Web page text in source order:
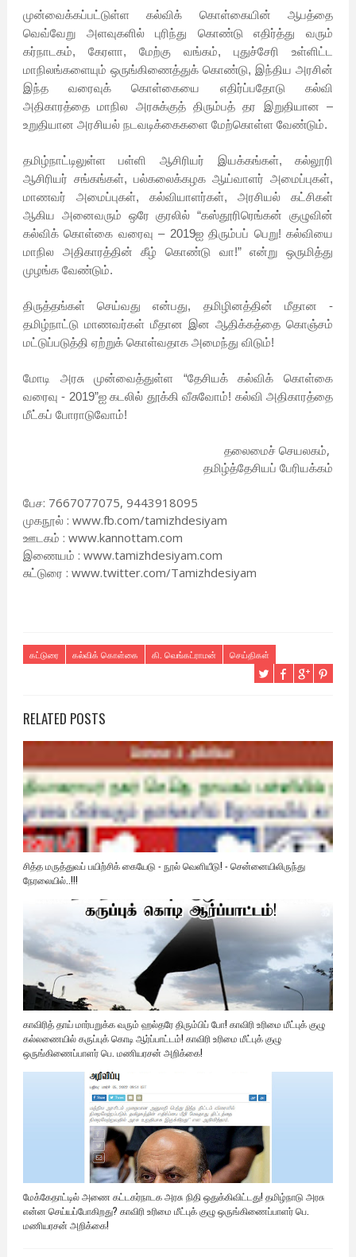
முன்வைக்கப்பட்டுள்ள கல்விக் கொள்கையின் ஆபத்தை
வெவ்வேறு அளவுகளில் புரிந்து கொண்டு எதிர்த்து வரும்
கர்நாடகம், கேரளா, மேற்கு வங்கம், புதுச்சேரி உள்ளிட்ட
மாநிலங்களையும் ஒருங்கிணைத்துக் கொண்டு, இந்திய அரசின்
இந்த வரைவுக் கொள்கையை எதிர்ப்பதோடு கல்வி
அதிகாரத்தை மாநில அரசுக்குத் திரும்பத் தர இறுதியான –
உறுதியான அரசியல் நடவடிக்கைகளை மேற்கொள்ள வேண்டும்.
தமிழ்நாட்டிலுள்ள பள்ளி ஆசிரியர் இயக்கங்கள், கல்லூரி
ஆசிரியர் சங்கங்கள், பல்கலைக்கழக ஆய்வாளர் அமைப்புகள்,
மாணவர் அமைப்புகள், கல்வியாளர்கள், அரசியல் கட்சிகள்
ஆகிய அனைவரும் ஒரே குரலில் “கஸ்தூரிரெங்கன் குழுவின்
கல்விக் கொள்கை வரைவு – 2019ஐ திரும்பப் பெறு! கல்வியை
மாநில அதிகாரத்தின் கீழ் கொண்டு வா!” என்று ஒருமித்து
முழங்க வேண்டும்.
திருத்தங்கள் செய்வது என்பது, தமிழினத்தின் மீதான -
தமிழ்நாட்டு மாணவர்கள் மீதான இன ஆதிக்கத்தை கொஞ்சம்
மட்டுப்படுத்தி ஏற்றுக் கொள்வதாக அமைந்து விடும்!
மோடி அரசு முன்வைத்துள்ள “தேசியக் கல்விக் கொள்கை
வரைவு - 2019”ஐ கடலில் தூக்கி வீசுவோம்! கல்வி அதிகாரத்தை
மீட்கப் போராடுவோம்!
தலைமைச் செயலகம்,
தமிழ்த்தேசியப் பேரியக்கம்
பேச: 7667077075, 9443918095
முகநூல் : www.fb.com/tamizhdesiyam
ஊடகம் : www.kannottam.com
இணையம் : www.tamizhdesiyam.com
சுட்டுரை : www.twitter.com/Tamizhdesiyam
கட்டுரை கல்விக் கொள்கை கி. வெங்கட்ராமன் செய்திகள்
RELATED POSTS
சித்த மருத்துவப் பயிற்சிக் கையேடு - நூல் வெளியீடு! - சென்னையிலிருந்து
நேரலையில்..!!!
காவிரித் தாய் மார்பறுக்க வரும் ஹல்தரே திரும்பிப் போ! காவிரி உரிமை மீட்புக் குழு
கல்லணையில் கருப்புக் கொடி ஆர்ப்பாட்டம்! காவிரி உரிமை மீட்புக் குழு
ஒருங்கிணைப்பாளர் பெ. மணியரசன் அறிக்கை!
மேக்கேதாட்டில் அணை கட்டகர்நாடக அரசு நிதி ஒதுக்கிவிட்டது! தமிழ்நாடு அரசு
என்ன செய்யப்போகிறது? காவிரி உரிமை மீட்புக் குழு ஒருங்கிணைப்பாளர் பெ.
மணியரசன் அறிக்கை!